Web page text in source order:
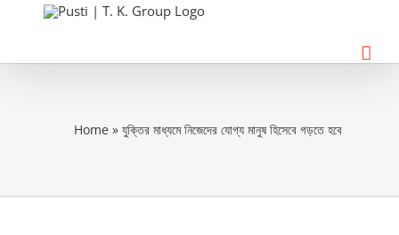
content
Home »যুক্তির মাধ্যমে নিজেদের যোগ্য মানুষ হিসেবে গড়তে হবে